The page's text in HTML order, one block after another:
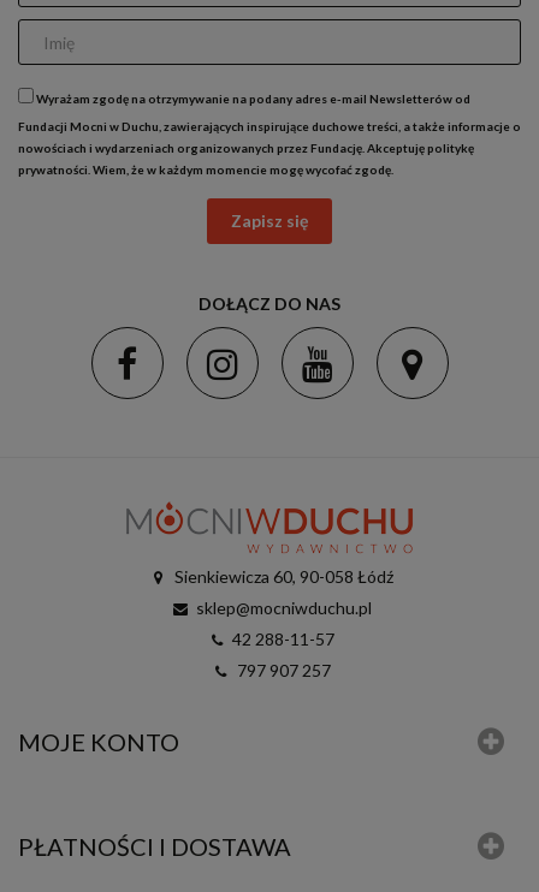
Wyrażam zgodę na otrzymywanie na podany adres e-mail Newsletterów od
Fundacji Mocni w Duchu, zawierających inspirujące duchowe treści, a także informacje o
nowościach i wydarzeniach organizowanych przez Fundację. Akceptujępolitykę
prywatności . Wiem, że w każdym momencie mogę wycofać zgodę.
Zapisz się
DOŁĄCZ DO NAS
Sienkiewicza 60, 90-058 Łódź
sklep@mocniwduchu.pl
42 288-11-57
797 907 257
MOJE KONTO
PŁATNOŚCI I DOSTAWA